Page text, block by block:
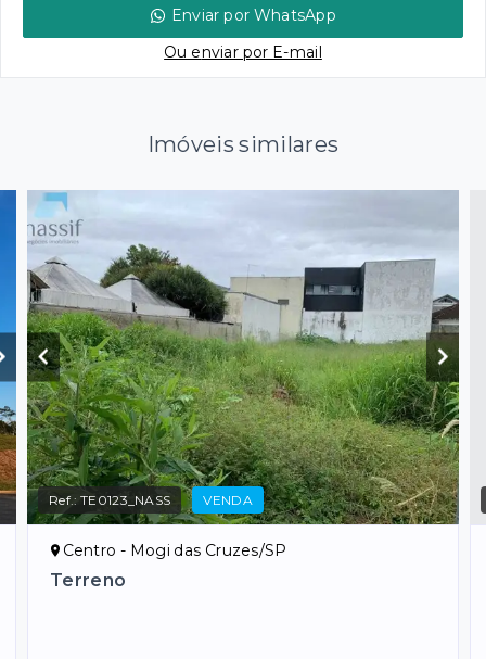
Enviar por WhatsApp
Ou enviar por E-mail
Imóveis similares
Ref.:TE0123_NASS VENDA
Centro - Mogi das Cruzes/SP
Terreno